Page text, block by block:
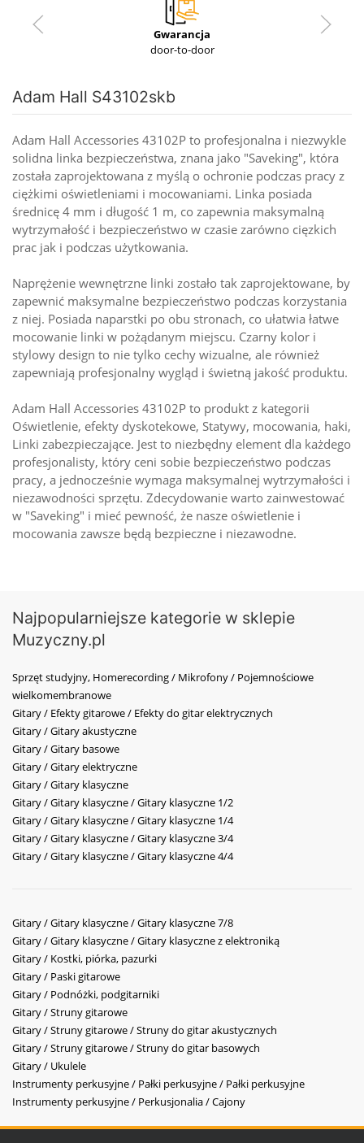
Gwarancja
door-to-door
Adam Hall S43102skb
Adam Hall Accessories 43102P to profesjonalna i niezwykle
solidna linka bezpieczeństwa, znana jako "Saveking", która
została zaprojektowana z myślą o ochronie podczas pracy z
ciężkimi oświetleniami i mocowaniami. Linka posiada
średnicę 4 mm i długość 1 m, co zapewnia maksymalną
wytrzymałość i bezpieczeństwo w czasie zarówno cięzkich
prac jak i podczas użytkowania.
Naprężenie wewnętrzne linki zostało tak zaprojektowane, by
zapewnić maksymalne bezpieczeństwo podczas korzystania
z niej. Posiada naparstki po obu stronach, co ułatwia łatwe
mocowanie linki w pożądanym miejscu. Czarny kolor i
stylowy design to nie tylko cechy wizualne, ale również
zapewniają profesjonalny wygląd i świetną jakość produktu.
Adam Hall Accessories 43102P to produkt z kategorii
Oświetlenie, efekty dyskotekowe, Statywy, mocowania, haki,
Linki zabezpieczające. Jest to niezbędny element dla każdego
profesjonalisty, który ceni sobie bezpieczeństwo podczas
pracy, a jednocześnie wymaga maksymalnej wytrzymałości i
niezawodności sprzętu. Zdecydowanie warto zainwestować
w "Saveking" i mieć pewność, że nasze oświetlenie i
mocowania zawsze będą bezpieczne i niezawodne.
Najpopularniejsze kategorie w sklepie
Muzyczny.pl
Sprzęt studyjny, Homerecording / Mikrofony / Pojemnościowe
wielkomembranowe
Gitary / Efekty gitarowe / Efekty do gitar elektrycznych
Gitary / Gitary akustyczne
Gitary / Gitary basowe
Gitary / Gitary elektryczne
Gitary / Gitary klasyczne
Gitary / Gitary klasyczne / Gitary klasyczne 1/2
Gitary / Gitary klasyczne / Gitary klasyczne 1/4
Gitary / Gitary klasyczne / Gitary klasyczne 3/4
Gitary / Gitary klasyczne / Gitary klasyczne 4/4
Gitary / Gitary klasyczne / Gitary klasyczne 7/8
Gitary / Gitary klasyczne / Gitary klasyczne z elektroniką
Gitary / Kostki, piórka, pazurki
Gitary / Paski gitarowe
Gitary / Podnóżki, podgitarniki
Gitary / Struny gitarowe
Gitary / Struny gitarowe / Struny do gitar akustycznych
Gitary / Struny gitarowe / Struny do gitar basowych
Gitary / Ukulele
Instrumenty perkusyjne / Pałki perkusyjne / Pałki perkusyjne
Instrumenty perkusyjne / Perkusjonalia / Cajony